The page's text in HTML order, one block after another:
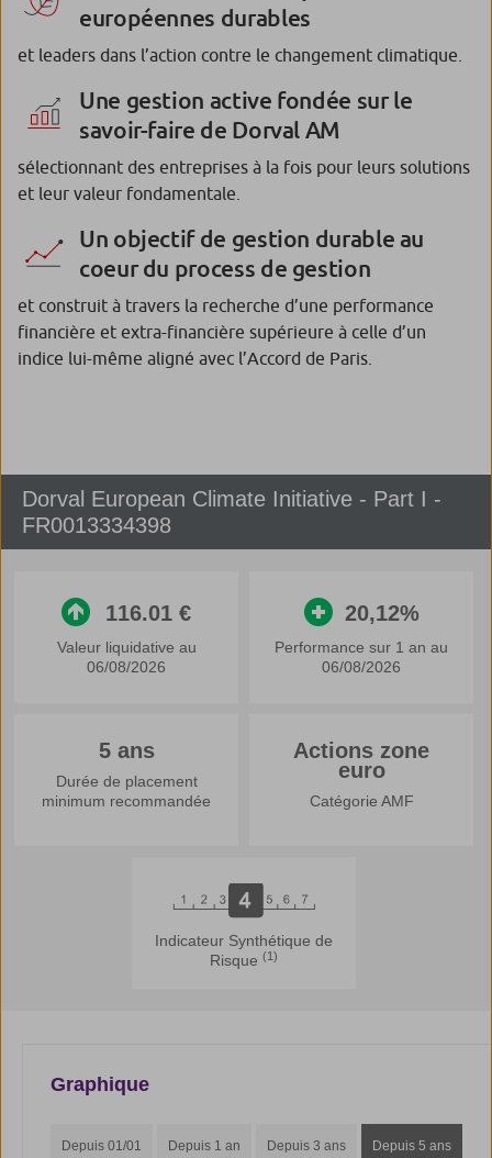
européennes durables
et leaders dans l’action contre le changement climatique.
Une gestion active fondée sur le
savoir-faire de Dorval AM
sélectionnant des entreprises à la fois pour leurs solutions
et leur valeur fondamentale.
Un objectif de gestion durable au
coeur du process de gestion
et construit à travers la recherche d’une performance
financière et extra-financière supérieure à celle d’un
indice lui-même aligné avec l’Accord de Paris.